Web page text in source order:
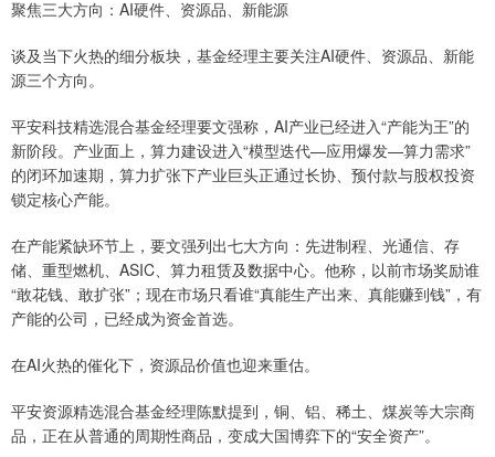
聚焦三大方向：AI硬件、资源品、新能源
谈及当下火热的细分板块，基金经理主要关注AI硬件、资源品、新能
源三个方向。
平安科技精选混合基金经理要文强称，AI产业已经进入“产能为王”的
新阶段。产业面上，算力建设进入“模型迭代—应用爆发—算力需求”
的闭环加速期，算力扩张下产业巨头正通过长协、预付款与股权投资
锁定核心产能。
在产能紧缺环节上，要文强列出七大方向：先进制程、光通信、存
储、重型燃机、ASIC、算力租赁及数据中心。他称，以前市场奖励谁
“敢花钱、敢扩张”；现在市场只看谁“真能生产出来、真能赚到钱”，有
产能的公司，已经成为资金首选。
在AI火热的催化下，资源品价值也迎来重估。
平安资源精选混合基金经理陈默提到，铜、铝、稀土、煤炭等大宗商
品，正在从普通的周期性商品，变成大国博弈下的“安全资产”。